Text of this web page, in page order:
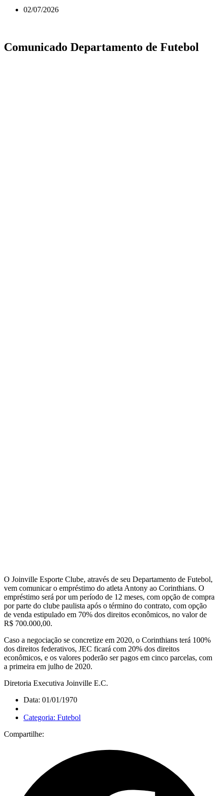
02/07/2026
Comunicado Departamento de Futebol
O Joinville Esporte Clube, através de seu Departamento de Futebol,
vem comunicar o empréstimo do atleta Antony ao Corinthians. O
empréstimo será por um período de 12 meses, com opção de compra
por parte do clube paulista após o término do contrato, com opção
de venda estipulado em 70% dos direitos econômicos, no valor de
R$ 700.000,00.
Caso a negociação se concretize em 2020, o Corinthians terá 100%
dos direitos federativos, JEC ficará com 20% dos direitos
econômicos, e os valores poderão ser pagos em cinco parcelas, com
a primeira em julho de 2020.
Diretoria Executiva Joinville E.C.
Data: 01/01/1970
Categoria: Futebol
Compartilhe: